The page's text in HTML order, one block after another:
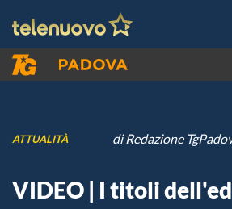
ATTUALITÀ diRedazione
VIDEO | I titoli